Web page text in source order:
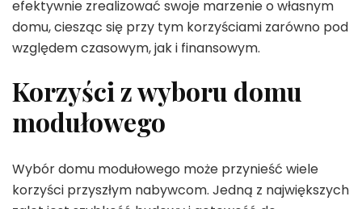
efektywnie zrealizować swoje marzenie o własnym
domu, ciesząc się przy tym korzyściami zarówno pod
względem czasowym, jak i finansowym.
Korzyści z wyboru domu
modułowego
Wybór domu modułowego może przynieść wiele
korzyści przyszłym nabywcom. Jedną z największych